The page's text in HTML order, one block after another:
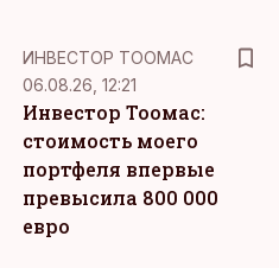
ИНВЕСТОР ТООМАС
06.08.26, 12:21
Инвестор Тоомас:
стоимость моего
портфеля впервые
превысила 800 000
евро